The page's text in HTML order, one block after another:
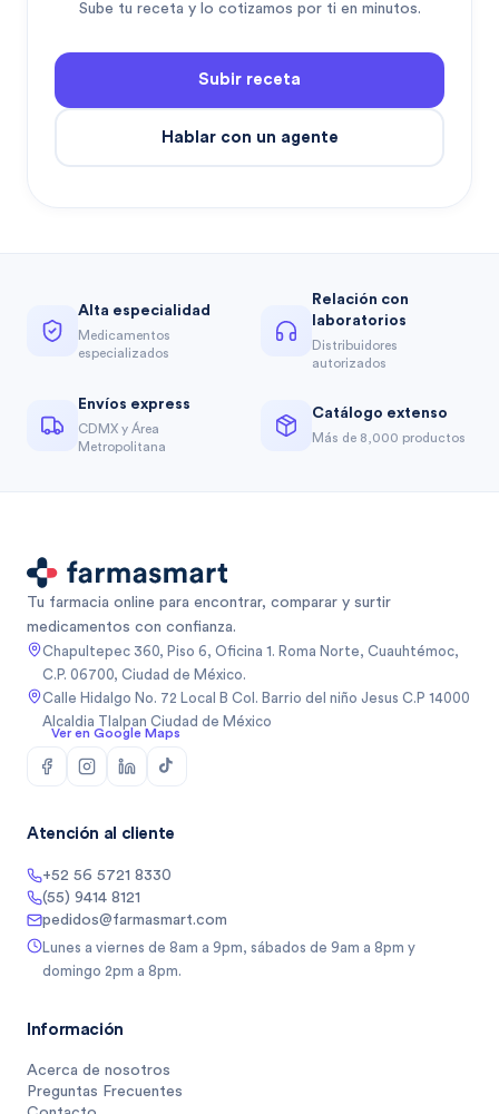
Sube tu receta y lo cotizamos por ti en minutos.
Subir receta
Hablar con un agente
Alta especialidad
Medicamentos
especializados
Relación con
laboratorios
Distribuidores
autorizados
Envíos express
CDMX y Área
Metropolitana
Catálogo extenso
Más de 8,000 productos
Tu farmacia online para encontrar, comparar y surtir
medicamentos con confianza.
Chapultepec 360, Piso 6, Oficina 1. Roma Norte, Cuauhtémoc,
C.P. 06700, Ciudad de México.
Calle Hidalgo No. 72 Local B Col. Barrio del niño Jesus C.P 14000
Alcaldia Tlalpan Ciudad de México
Ver en Google Maps
Atención al cliente
+52 56 5721 8330
(55) 9414 8121
pedidos@farmasmart.com
Lunes a viernes de 8am a 9pm, sábados de 9am a 8pm y
domingo 2pm a 8pm.
Información
Acerca de nosotros
Preguntas Frecuentes